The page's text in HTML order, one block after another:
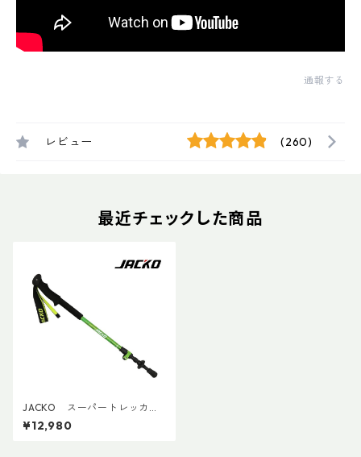
通報する
レビュー (260)
最近チェックした商品
JACKO スーパートレッカー
プロ125（2本ペア）
¥12,980